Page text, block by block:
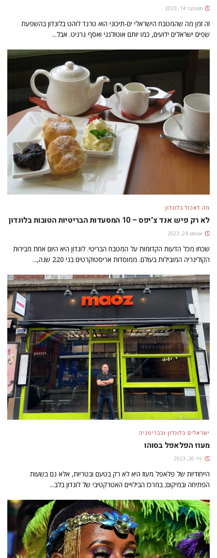
ספטמבר 14, 2023
זה זמן מה שהמטבח הישראלי ים-תיכוני הוא טרנד לוהט בלונדון בהשפעת
שפים ישראלים ידועים, כמו יותם אוטולנגי ואסף גרניט. אבל...
מה לאכול בלונדון
לא רק פיש אנד צ’יפס – 10 המסעדות הבריטיות הטובות בלונדון
אוגוסט 24, 2023
שכחו מכל הדעות הקדומות על המטבח הבריטי. לונדון היא היום אחת מבירות
הקולינריה המובילות בעולם. ממוסדות אריסטוקרטים בני 220 שנה,...
ישראלים בלונדון ובבריטניה
מעוז הפלאפל בסוהו
יולי 26, 2023
הייחודיות של פלאפל מעוז היא לא רק בטעם ובטריות, אלא גם בשעות
הפתיחה ובמיקום; במרכז הבילויים האטרקטיבי של לונדון בלב...